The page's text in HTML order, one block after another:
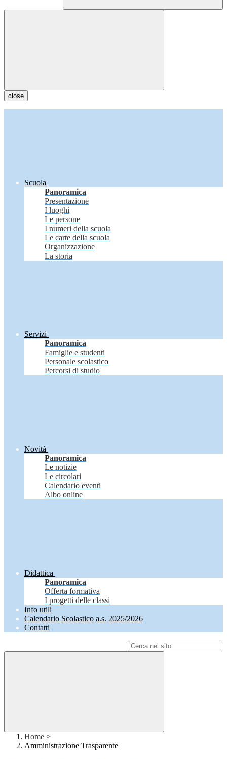
close
Scuola
Panoramica
Presentazione
I luoghi
Le persone
I numeri della scuola
Le carte della scuola
Organizzazione
La storia
Servizi
Panoramica
Famiglie e studenti
Personale scolastico
Percorsi di studio
Novità
Panoramica
Le notizie
Le circolari
Calendario eventi
Albo online
Didattica
Panoramica
Offerta formativa
I progetti delle classi
Info utili
Calendario Scolastico a.s. 2025/2026
Contatti
Home >
Amministrazione Trasparente